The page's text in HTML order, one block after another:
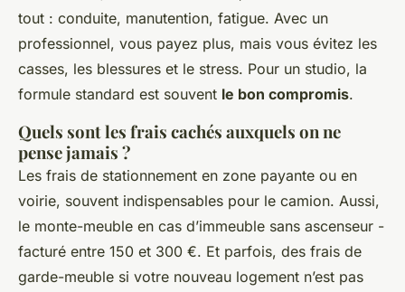
tout : conduite, manutention, fatigue. Avec un
professionnel, vous payez plus, mais vous évitez les
casses, les blessures et le stress. Pour un studio, la
formule standard est souvent le bon compromis.
Quels sont les frais cachés auxquels on ne
pense jamais ?
Les frais de stationnement en zone payante ou en
voirie, souvent indispensables pour le camion. Aussi,
le monte-meuble en cas d’immeuble sans ascenseur -
facturé entre 150 et 300 €. Et parfois, des frais de
garde-meuble si votre nouveau logement n’est pas